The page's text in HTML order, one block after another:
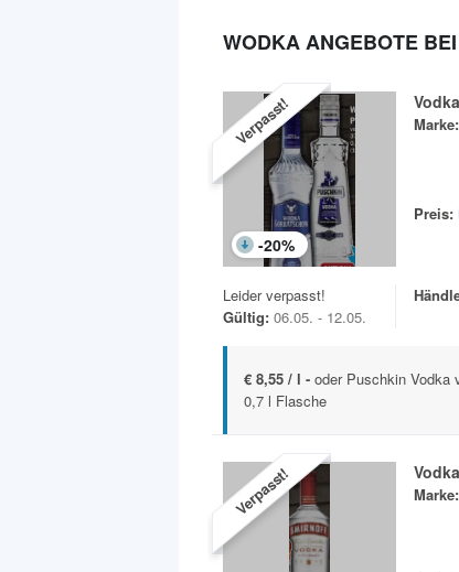
WODKA ANGEBOTE
Verpasst!
-20%
Vodka
Marke:
Preis:
Leider verpasst!
Gültig: 06.05. - 12.05.
€ 8,55 / l - oder Puschkin Vodka
0,7 l Flasche
Verpasst! Vodka
Marke: